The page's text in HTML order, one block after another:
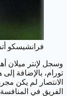
فرانشيسكو
وسجل لإنتر ميلان
تورام، بالإضافة
الانتصار لم يكن
الفريق في